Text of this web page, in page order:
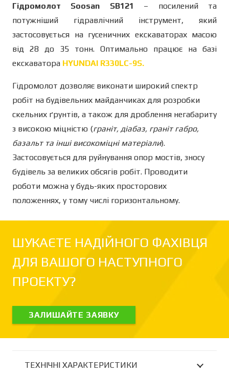
Гідромолот Soosan SB121 – посилений та
потужніший гідравлічний інструмент, який
застосовується на гусеничних екскаваторах масою
від 28 до 35 тонн. Оптимально працює на базі
екскаватора HYUNDAI R330LC-9S.
Гідромолот дозволяє виконати широкий спектр
робіт на будівельних майданчиках для розробки
скельних ґрунтів, а також для дроблення негабариту
з високою міцністю (граніт, діабаз, граніт габро,
базальт та інші високоміцні матеріали).
Застосовується для руйнування опор мостів, зносу
будівель за великих обсягів робіт. Проводити
роботи можна у будь-яких просторових
положеннях, у тому числі горизонтальному.
ШУКАЄТЕ НАДІЙНОГО ФАХІВЦЯ
ДЛЯ ВАШОГО НАСТУПНОГО
ПРОЕКТУ?
ЗАЛИШАЙТЕ ЗАЯВКУ
ТЕХНІЧНІ ХАРАКТЕРИСТИКИ